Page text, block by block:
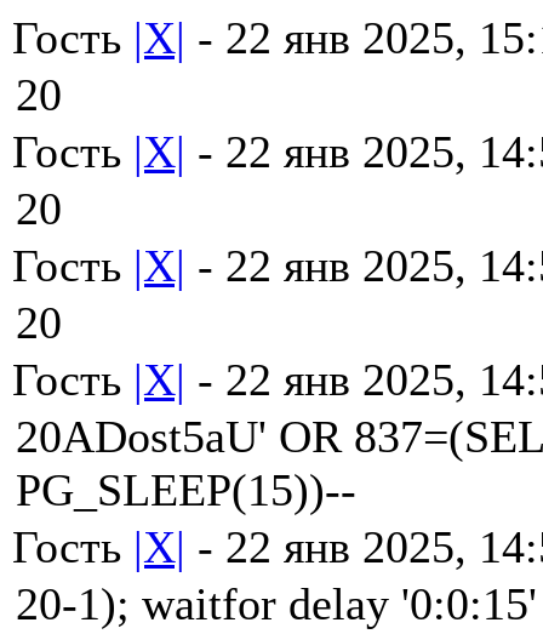
Гость |X| - 22 янв 2025,
20
Гость |X| - 22 янв 2025,
20
Гость |X| - 22 янв 2025,
20
Гость |X| - 22 янв 2025,
20ADost5aU' OR
PG_SLEEP(15))--
Гость |X| - 22 янв 2025,
20-1); waitfor delay